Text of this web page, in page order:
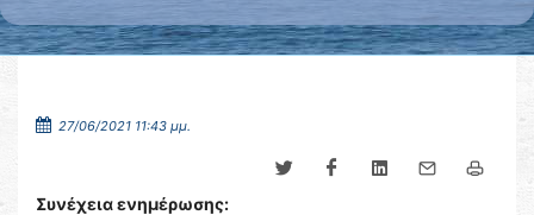
27/06/2021 11:43 μμ.
Συνέχεια ενημέρωσης: